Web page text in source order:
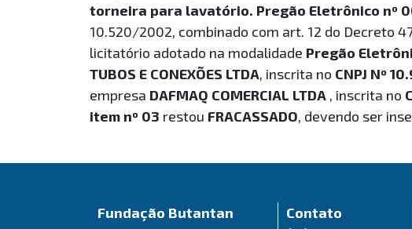
torneira para lavatório. Pregão Eletrônico nº
10.520/2002, combinado com art. 12 do Decreto
licitatório adotado na modalidade Pregão
TUBOS E CONEXÕES LTDA, inscrita no CNPJ Nº
empresa DAFMAQ COMERCIAL LTDA , inscrita no
item nº 03 restou FRACASSADO, devendo ser
Fundação Butantan
Contato